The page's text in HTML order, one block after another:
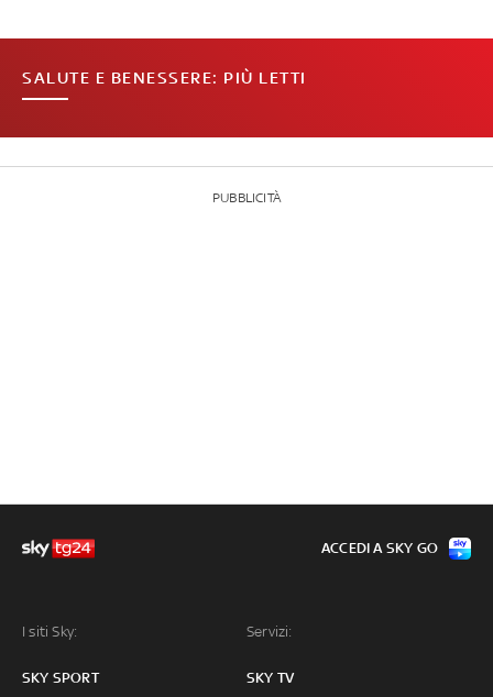
SALUTE E BENESSERE: PIÙ LETTI
PUBBLICITÀ
I siti Sky:
SKY SPORT
Servizi:
SKY TV
ACCEDI A SKY GO